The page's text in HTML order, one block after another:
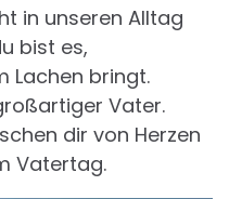
in unseren Alltag
bist es,
Lachen bringt.
Vater.
dir von Herzen
Vatertag.